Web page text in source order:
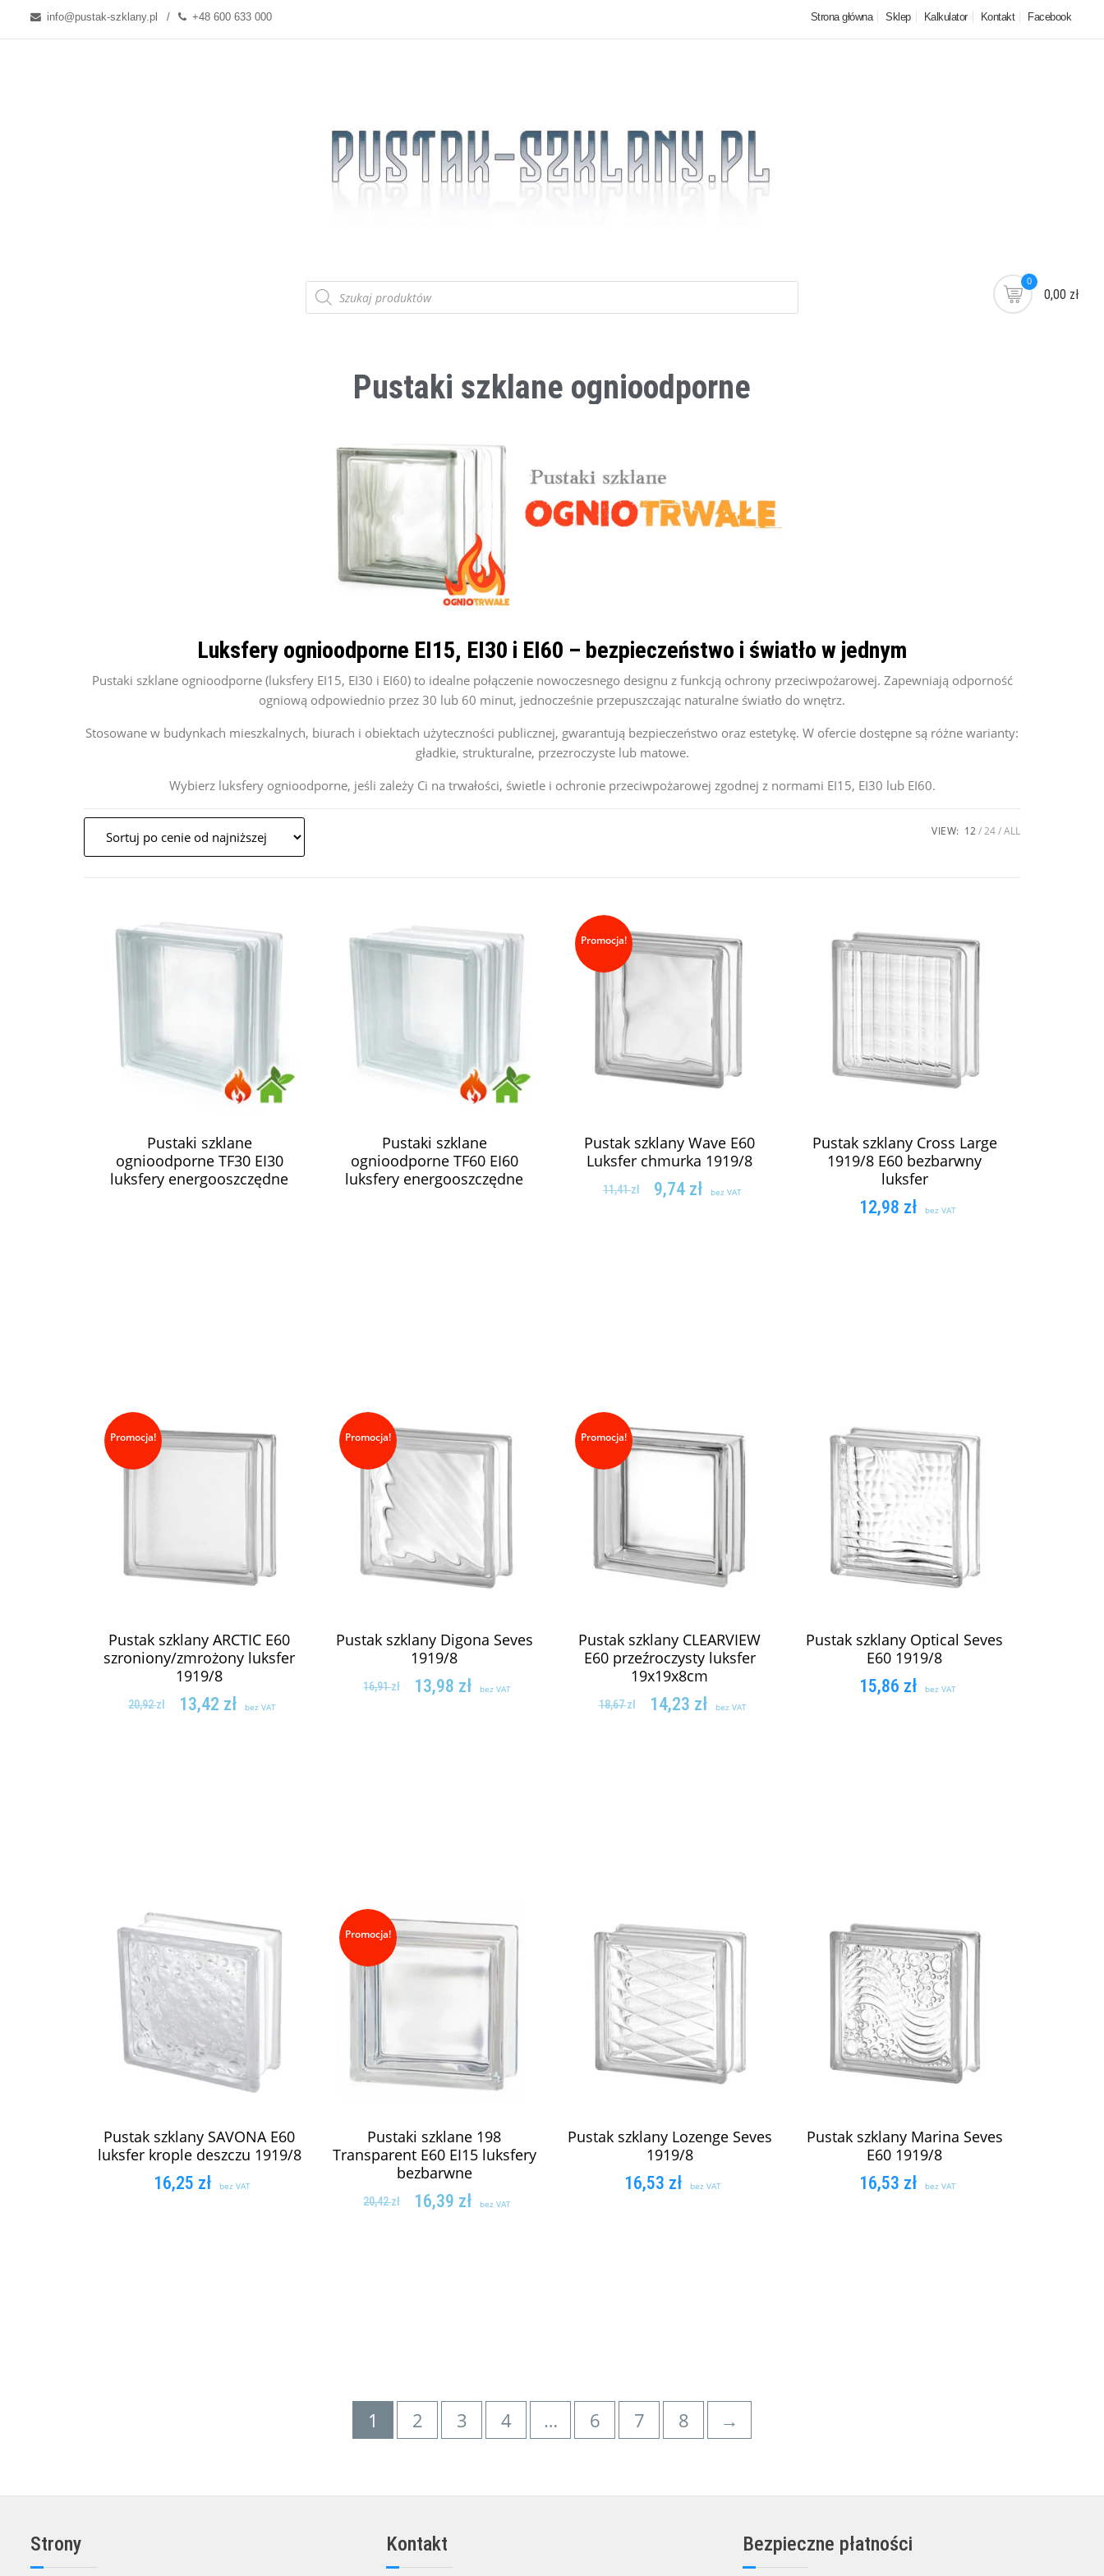
info@pustak-szklany.pl +48 600 633 000 Strona główna Sklep Kalkulator Kontakt Facebook
0
0,00 zł
Pustaki szklane ognioodporne
Luksfery ognioodporne EI15, EI30 i EI60 – bezpieczeństwo i światło w jednym
Pustaki szklane ognioodporne (luksfery EI15, EI30 i EI60) to idealne połączenie nowoczesnego designu z funkcją ochrony przeciwpożarowej. Zapewniają odporność
ogniową odpowiednio przez 30 lub 60 minut, jednocześnie przepuszczając naturalne światło do wnętrz.
Stosowane w budynkach mieszkalnych, biurach i obiektach użyteczności publicznej, gwarantują bezpieczeństwo oraz estetykę. W ofercie dostępne są różne warianty:
gładkie, strukturalne, przezroczyste lub matowe.
Wybierz luksfery ognioodporne, jeśli zależy Ci na trwałości, świetle i ochronie przeciwpożarowej zgodnej z normami EI15, EI30 lub EI60.
VIEW: 12 24 ALL
Pustaki szklane
ognioodporne TF30 EI30
luksfery energooszczędne
Pustaki szklane
ognioodporne TF60 EI60
luksfery energooszczędne
Promocja!
Pustak szklany Wave E60
Luksfer chmurka 1919/8
11,41zł 9,74 zł bez VAT
Pustak szklany Cross Large
1919/8 E60 bezbarwny
luksfer
12,98 zł bez VAT
Promocja!
Pustak szklany ARCTIC E60
szroniony/zmrożony luksfer
1919/8
20,92zł 13,42 zł bez VAT
Promocja!
Pustak szklany Digona Seves
1919/8
16,91zł 13,98 zł bez VAT
Promocja!
Pustak szklany CLEARVIEW
E60 przeźroczysty luksfer
19x19x8cm
18,67zł 14,23 zł bez VAT
Pustak szklany Optical Seves
E60 1919/8
15,86 zł bez VAT
Pustak szklany SAVONA E60
luksfer krople deszczu 1919/8
16,25 zł bez VAT
Promocja!
Pustaki szklane 198
Transparent E60 EI15 luksfery
bezbarwne
20,42zł 16,39 zł bez VAT
Pustak szklany Lozenge Seves
1919/8
16,53 zł bez VAT
Pustak szklany Marina Seves
E60 1919/8
16,53 zł bez VAT
1 2 3 4 … 6 7 8 →
Strony Kontakt Bezpieczne płatności